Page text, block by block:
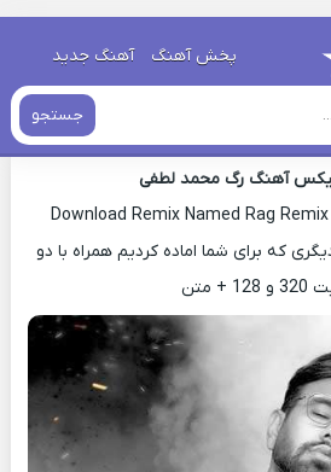
پخش آهنگ آهنگ جدید
جستجو
اهنگ محمد لطفی رگ جدید
رگ جدید
آهنگ رگ محمد لطفی
Download Remix Named Rag
که برای شما اماده کردیم همراه با دو
+ متن